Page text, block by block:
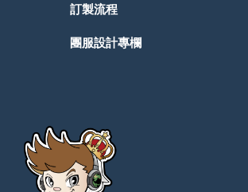
訂製流程
團服設計專欄